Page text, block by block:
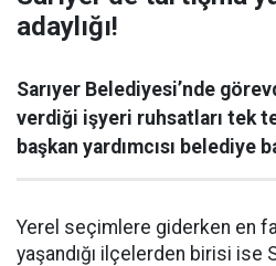
adaylığı!
Sarıyer Belediyesi’nde
verdiği işyeri ruhsatları tek
başkan yardımcısı belediye
Yerel seçimlere giderken en
yaşandığı ilçelerden birisi ise